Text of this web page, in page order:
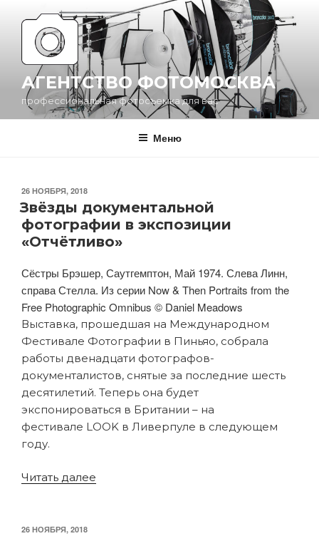
содержимому
АГЕНТСТВО ФОТОМОСКВА
профессиональная фотосъемка для вас
Меню
ОПУБЛИКОВАНО
26 НОЯБРЯ, 2018
Звёзды документальной
фотографии в экспозиции
«Отчётливо»
Сёстры Брэшер, Саутгемптон, Май 1974. Слева Линн,
справа Стелла. Из серии Now & Then Portraits from the
Free Photographic Omnibus © Daniel Meadows
Выставка, прошедшая на Международном
Фестивале Фотографии в Пиньяо, собрала
работы двенадцати фотографов-
документалистов, снятые за последние шесть
десятилетий. Теперь она будет
экспонироваться в Британии – на
фестивале LOOK в Ливерпуле в следующем
году.
Читать далее
ОПУБЛИКОВАНО
26 НОЯБРЯ, 2018